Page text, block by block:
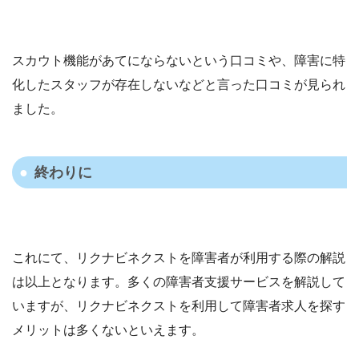
スカウト機能があてにならないという口コミや、障害に特
化したスタッフが存在しないなどと言った口コミが見られ
ました。
終わりに
これにて、リクナビネクストを障害者が利用する際の解説
は以上となります。多くの障害者支援サービスを解説して
いますが、リクナビネクストを利用して障害者求人を探す
メリットは多くないといえます。